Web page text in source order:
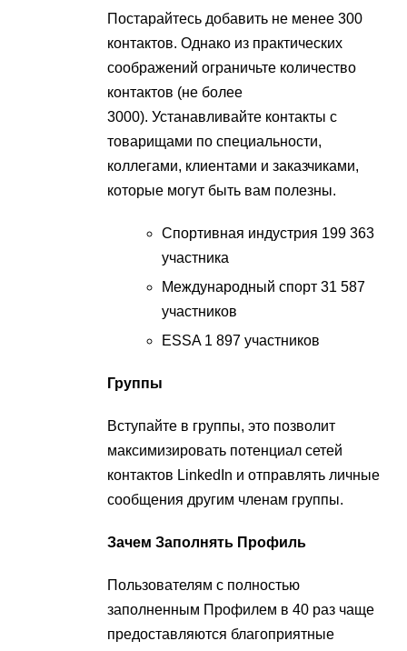
Постарайтесь добавить не менее 300
контактов. Однако из практических
соображений ограничьте количество
контактов (не более
3000). Устанавливайте контакты с
товарищами по специальности,
коллегами, клиентами и заказчиками,
которые могут быть вам полезны.
Спортивная индустрия 199 363
участника
Международный спорт 31 587
участников
ESSA 1 897 участников
Группы
Вступайте в группы, это позволит
максимизировать потенциал сетей
контактов LinkedIn и отправлять личные
сообщения другим членам группы.
Зачем Заполнять Профиль
Пользователям с полностью
заполненным Профилем в 40 раз чаще
предоставляются благоприятные